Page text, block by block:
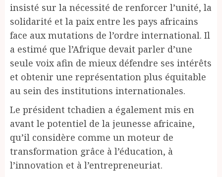
insisté sur la nécessité de renforcer l’unité, la
solidarité et la paix entre les pays africains
face aux mutations de l’ordre international. Il
a estimé que l’Afrique devait parler d’une
seule voix afin de mieux défendre ses intérêts
et obtenir une représentation plus équitable
au sein des institutions internationales.
Le président tchadien a également mis en
avant le potentiel de la jeunesse africaine,
qu’il considère comme un moteur de
transformation grâce à l’éducation, à
l’innovation et à l’entrepreneuriat.